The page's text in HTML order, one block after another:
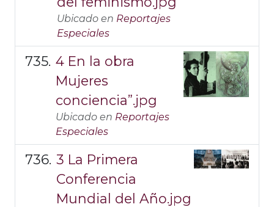
Ubicado en Reportajes
Especiales
4 En la obra
Mujeres
conciencia”.jpg
Ubicado en Reportajes
Especiales
3 La Primera
Conferencia
Mundial del Año.jpg